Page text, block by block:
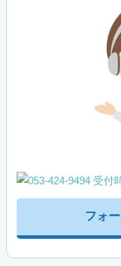
フォ